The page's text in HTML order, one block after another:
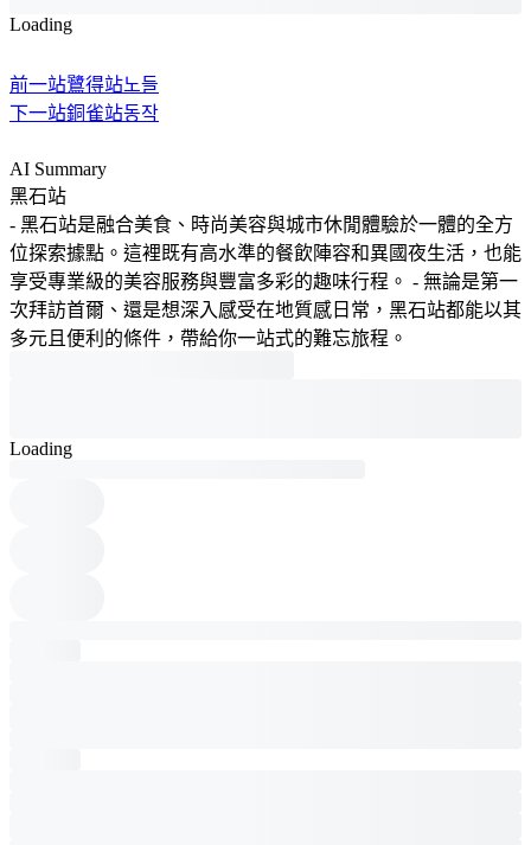
Loading
前一站鷺得站노들
下一站銅雀站동작
AI Summary
黑石站
- 黑石站是融合美食、時尚美容與城市休閒體驗於一體的全方
位探索據點。這裡既有高水準的餐飲陣容和異國夜生活，也能
享受專業級的美容服務與豐富多彩的趣味行程。 - 無論是第一
次拜訪首爾、還是想深入感受在地質感日常，黑石站都能以其
多元且便利的條件，帶給你一站式的難忘旅程。
Loading